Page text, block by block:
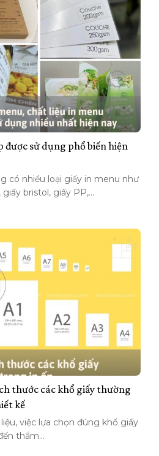
được sử dụng phổ biến hiện
có nhiều loại giấy in menu như
bristol, giấy PP,...
thước các khổ giấy thường
kế
việc lựa chọn đúng khổ giấy
thẩm...